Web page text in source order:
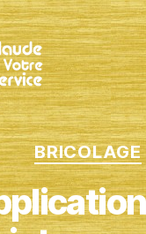
BRICOLAGE